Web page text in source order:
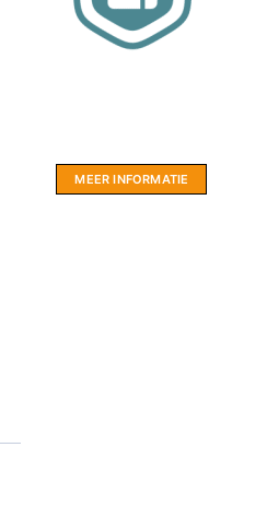
MEER INFORMATIE